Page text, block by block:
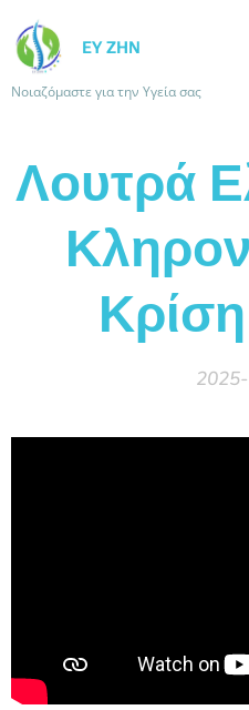
ΕΥ ΖΗΝ
Νοιαζόμαστε για την Υγεία σας
Λουτρά